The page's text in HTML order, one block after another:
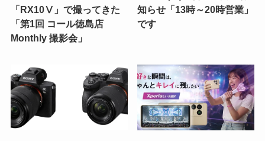
「RX10Ⅴ」で撮ってきた
「第1回 コール徳島店
Monthly 撮影会」
知らせ「13時～20時営業」
です